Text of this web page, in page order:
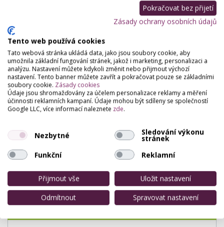
Služby, které poskytujeme
Kosmetické salony
Program proti stárnutí,Péče pro citlivou pleť
Epilace voskem,
pro mastnou pleť, Rozjasňující péče Pánské ošetření pleti,
Barvení řas a obočí
Analýza pleti,Čištění pleti ultrazvukovou
Hodnocení salónu
Pokračovat bez přijetí
Zásady ochrany osobních údajů
Tento web používá cookies
Tato webová stránka ukládá data, jako jsou soubory cookie, aby
umožnila základní fungování stránek, jakož i marketing, personalizaci a
analýzu. Nastavení můžete kdykoli změnit nebo přijmout výchozí
nastavení. Tento banner můžete zavřít a pokračovat pouze se základními
soubory cookie. Zásady cookies
Údaje jsou shromažďovány za účelem personalizace reklamy a měření
účinnosti reklamních kampaní. Údaje mohou být sdíleny se společností
Google LLC, více informací naleznete zde.
Nezbytné Sledování výkonu
stránek
Funkční
Reklamní
Přijmout vše
Uložit nastavení
Odmítnout
Spravovat nastavení